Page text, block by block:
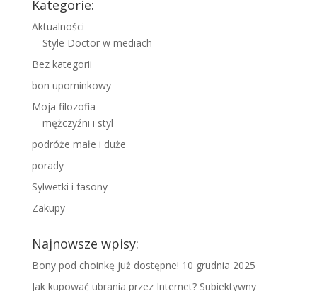
Kategorie:
Aktualności
Style Doctor w mediach
Bez kategorii
bon upominkowy
Moja filozofia
mężczyźni i styl
podróże małe i duże
porady
Sylwetki i fasony
Zakupy
Najnowsze wpisy:
Bony pod choinkę już dostępne! 10 grudnia 2025
Jak kupować ubrania przez Internet? Subiektywny